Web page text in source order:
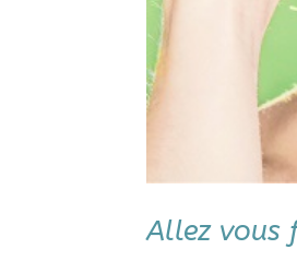
Allez vous